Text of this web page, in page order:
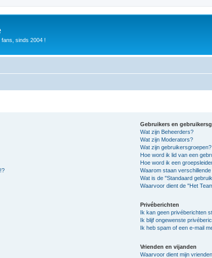
sinds 2004 !
Gebruikers en
Wat zijn Beheerders?
Wat zijn Moderators?
Wat zijn gebruikersgroepen?
Hoe word ik lid van een
Hoe word ik een
Waarom staan
Wat is de "Standaard
Waarvoor dient de "Het
Privéberichten
Ik kan geen privéberichten
Ik blijf ongewenste
Ik heb spam of een e-mail
Vrienden en vijanden
Waarvoor dient mijn